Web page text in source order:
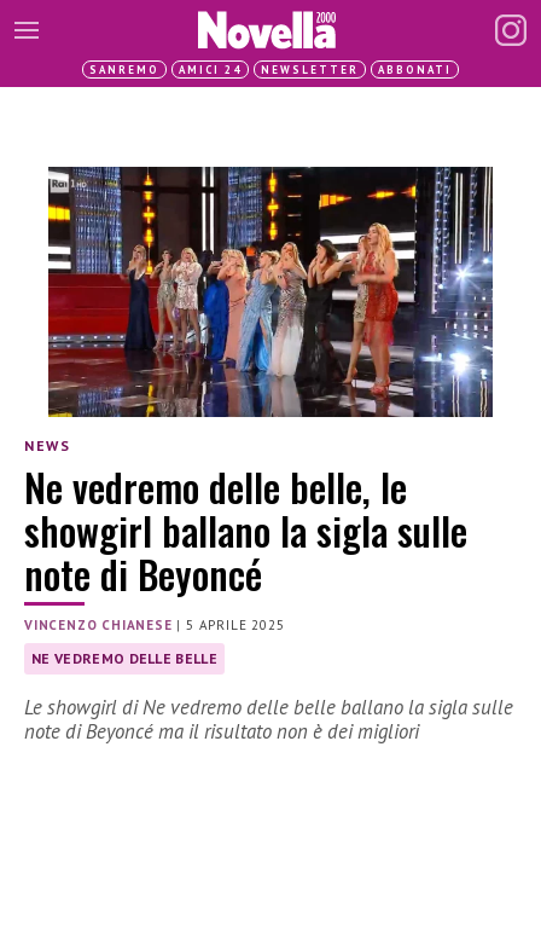
SANREMO AMICI 24 NEWSLETTER ABBONATI
NEWS
Ne vedremo delle belle, le
showgirl ballano la sigla sulle
note di Beyoncé
VINCENZO CHIANESE |5 APRILE 2025
NE VEDREMO DELLE BELLE
Le showgirl di Ne vedremo delle belle ballano la sigla sulle
note di Beyoncé ma il risultato non è dei migliori